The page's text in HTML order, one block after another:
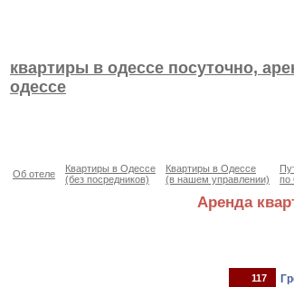
квартиры в одессе посуточно,
одессе
Об отеле
Квартиры в Одессе
(без посредников)
Квартиры в Одессе
(в нашем управлении)
по
Аренда
117